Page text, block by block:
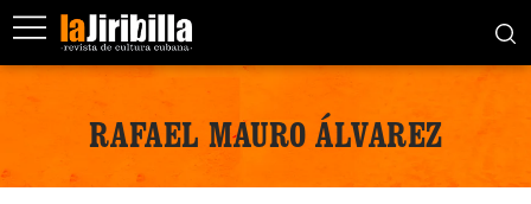
RAFAEL MAURO ÁLVAREZ